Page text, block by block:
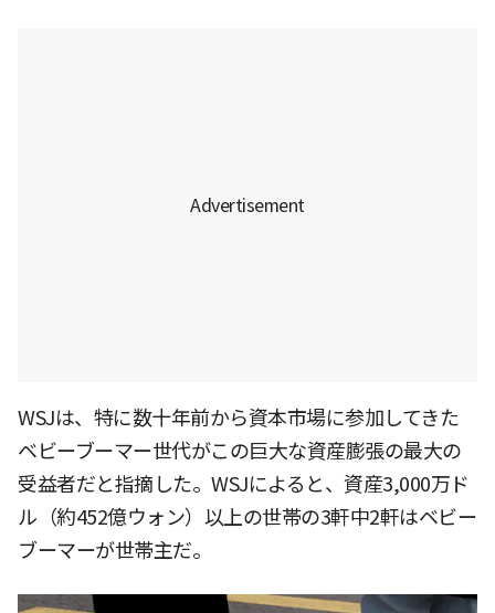
WSJは、特に数十年前から資本市場に参加してきた
ベビーブーマー世代がこの巨大な資産膨張の最大の
受益者だと指摘した。WSJによると、資産3,000万ド
ル（約452億ウォン）以上の世帯の3軒中2軒はベビー
ブーマーが世帯主だ。